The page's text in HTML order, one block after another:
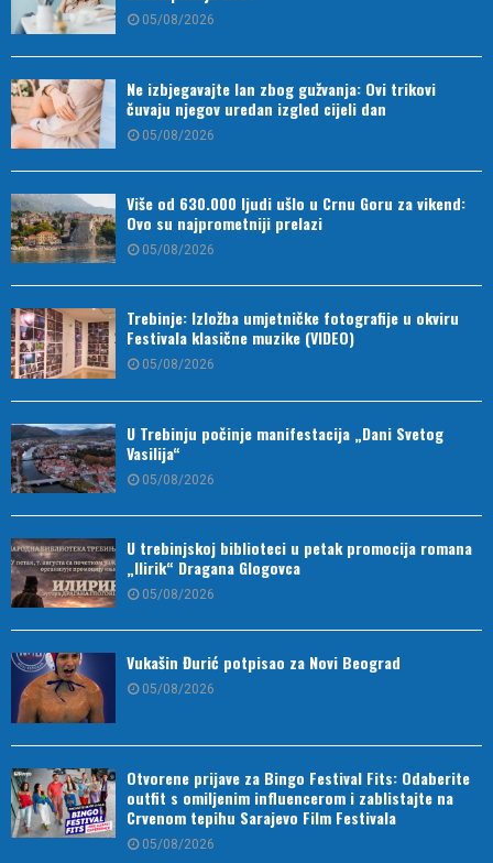
05/08/2026
Ne izbjegavajte lan zbog gužvanja: Ovi trikovi
čuvaju njegov uredan izgled cijeli dan
05/08/2026
Više od 630.000 ljudi ušlo u Crnu Goru za vikend:
Ovo su najprometniji prelazi
05/08/2026
Trebinje: Izložba umjetničke fotografije u okviru
Festivala klasične muzike (VIDEO)
05/08/2026
U Trebinju počinje manifestacija „Dani Svetog
Vasilija“
05/08/2026
U trebinjskoj biblioteci u petak promocija romana
„Ilirik“ Dragana Glogovca
05/08/2026
Vukašin Đurić potpisao za Novi Beograd
05/08/2026
Otvorene prijave za Bingo Festival Fits: Odaberite
outfit s omiljenim influencerom i zablistajte na
Crvenom tepihu Sarajevo Film Festivala
05/08/2026